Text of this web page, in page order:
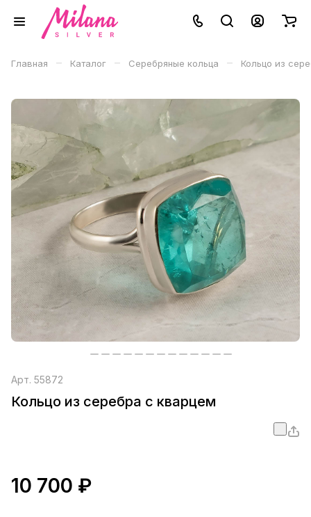
Главная – Каталог – Серебряные кольца – Кольцо из
Арт. 55872
Кольцо из серебра с кварцем
10 700 ₽